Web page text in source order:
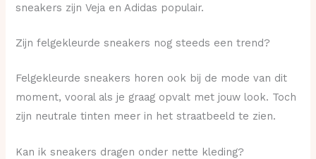
sneakers zijn Veja en Adidas populair.
Zijn felgekleurde sneakers nog steeds een trend?
Felgekleurde sneakers horen ook bij de mode van dit
moment, vooral als je graag opvalt met jouw look. Toch
zijn neutrale tinten meer in het straatbeeld te zien.
Kan ik sneakers dragen onder nette kleding?